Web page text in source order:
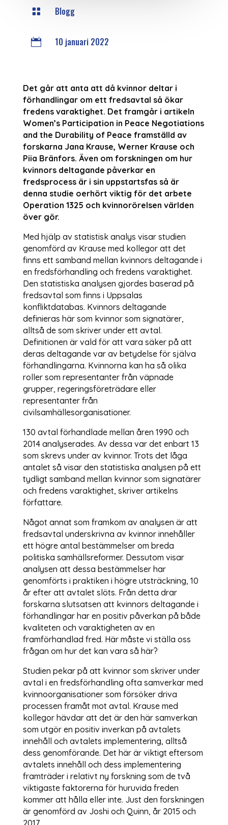
 Blogg
 10 januari 2022
Det går att anta att då kvinnor deltar i
förhandlingar om ett fredsavtal så ökar
fredens varaktighet. Det framgår i artikeln
Women’s Participation in Peace Negotiations
and the Durability of Peace framställd av
forskarna Jana Krause, Werner Krause och
Piia Bränfors. Även om forskningen om hur
kvinnors deltagande påverkar en
fredsprocess är i sin uppstartsfas så är
denna studie oerhört viktig för det arbete
Operation 1325 och kvinnorörelsen världen
över gör.
Med hjälp av statistisk analys visar studien
genomförd av Krause med kollegor att det
finns ett samband mellan kvinnors deltagande i
en fredsförhandling och fredens varaktighet.
Den statistiska analysen gjordes baserad på
fredsavtal som finns i Uppsalas
konfliktdatabas. Kvinnors deltagande
definieras här som kvinnor som signatärer,
alltså de som skriver under ett avtal.
Definitionen är vald för att vara säker på att
deras deltagande var av betydelse för själva
förhandlingarna. Kvinnorna kan ha så olika
roller som representanter från väpnade
grupper, regeringsföreträdare eller
representanter från
civilsamhällesorganisationer.
130 avtal förhandlade mellan åren 1990 och
2014 analyserades. Av dessa var det enbart 13
som skrevs under av kvinnor. Trots det låga
antalet så visar den statistiska analysen på ett
tydligt samband mellan kvinnor som signatärer
och fredens varaktighet, skriver artikelns
författare.
Något annat som framkom av analysen är att
fredsavtal underskrivna av kvinnor innehåller
ett högre antal bestämmelser om breda
politiska samhällsreformer. Dessutom visar
analysen att dessa bestämmelser har
genomförts i praktiken i högre utsträckning, 10
år efter att avtalet slöts. Från detta drar
forskarna slutsatsen att kvinnors deltagande i
förhandlingar har en positiv påverkan på både
kvaliteten och varaktigheten av en
framförhandlad fred. Här måste vi ställa oss
frågan om hur det kan vara så här?
Studien pekar på att kvinnor som skriver under
avtal i en fredsförhandling ofta samverkar med
kvinnoorganisationer som försöker driva
processen framåt mot avtal. Krause med
kollegor hävdar att det är den här samverkan
som utgör en positiv inverkan på avtalets
innehåll och avtalets implementering, alltså
dess genomförande. Det här är viktigt eftersom
avtalets innehåll och dess implementering
framträder i relativt ny forskning som de två
viktigaste faktorerna för huruvida freden
kommer att hålla eller inte. Just den forskningen
är genomförd av Joshi och Quinn, år 2015 och